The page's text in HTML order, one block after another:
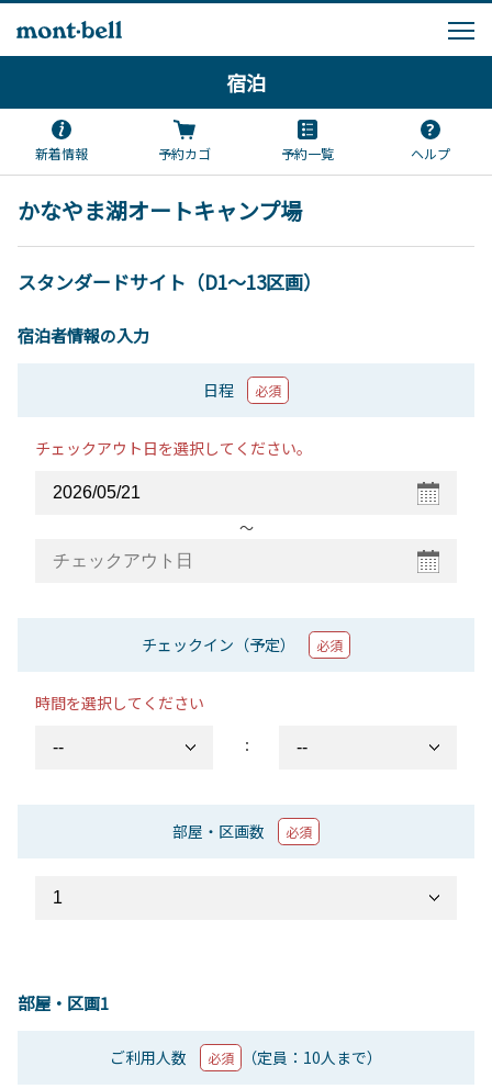
宿泊
新着情報 予約カゴ 予約一覧 ヘルプ
かなやま湖オートキャンプ場
スタンダードサイト（D1～13区画）
宿泊者情報の入力
日程 必須
チェックアウト日を選択してください。
〜
チェックイン（予定） 必須
時間を選択してください
：
部屋・区画数 必須
部屋・区画1
ご利用人数 必須 （定員：10人まで）